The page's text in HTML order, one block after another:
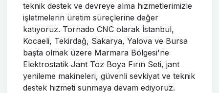
teknik destek ve devreye alma hizmetlerimizle
işletmelerin üretim süreçlerine değer
katıyoruz. Tornado CNC olarak İstanbul,
Kocaeli, Tekirdağ, Sakarya, Yalova ve Bursa
başta olmak üzere Marmara Bölgesi'ne
Elektrostatik Jant Toz Boya Fırın Seti, jant
yenileme makineleri, güvenli sevkiyat ve teknik
destek hizmeti sunmaya devam ediyoruz.